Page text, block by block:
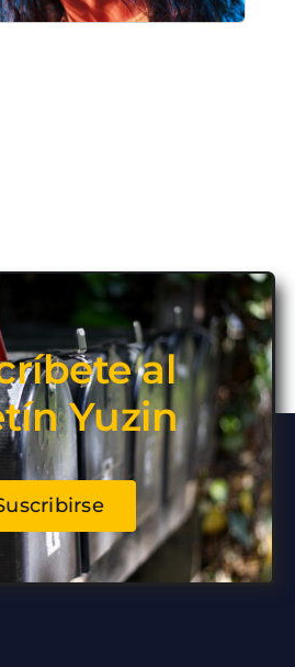
al
Yuzin